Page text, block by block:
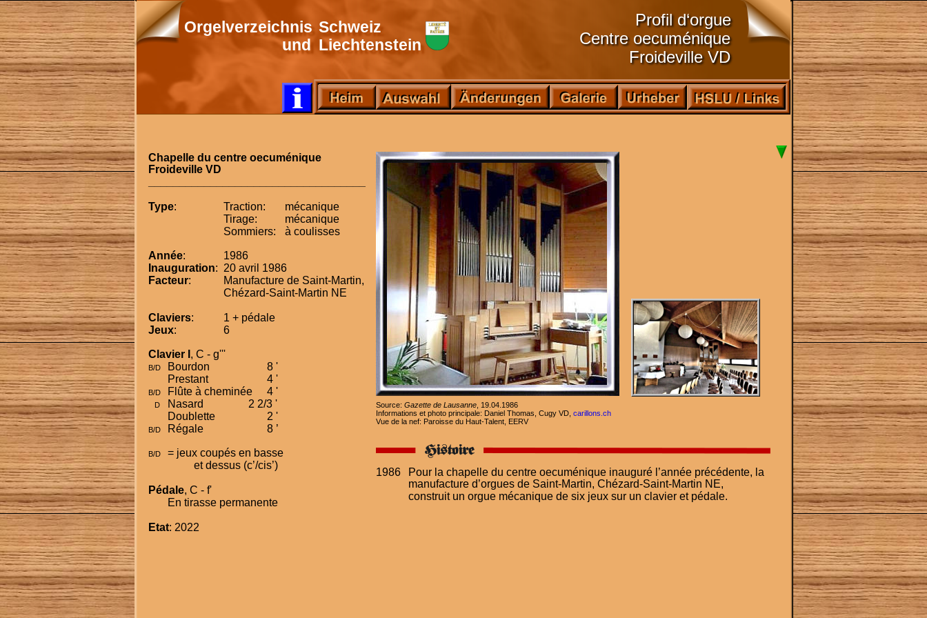
Chapelle du centre oecuménique
Froideville VD
Type: Traction:
mécanique
Tirage:
mécanique
Sommiers:
à coulisses
Année:
1986
Inauguration: 20 avril 1986
Facteur:
Manufacture de Saint-Martin,
Chézard-Saint-Martin NE
Claviers:
1 + pédale
Jeux: 6
Clavier I , C - g'''
B/D Bourdon
8 '
Prestant
4 '
B/D Flûte à cheminée 4 '
   D
Nasard
2 2/3 '
Doublette
2 '
B/D Régale 8 ’
B/D
= jeux coupés en basse
et dessus (c’/cis’)
Pédale, C - f'
En tirasse permanente
Etat: 2022
1986
Pour la chapelle du centre oecuménique inauguré l’année précédente, la
manufacture d’orgues de Saint-Martin, Chézard-Saint-Martin NE,
construit un orgue mécanique de six jeux sur un clavier et pédale.
Source: Gazette de Lausanne, 19.04.1986
Informations et photo principale: Daniel Thomas, Cugy VD, carillons.ch
Vue de la nef: Paroisse du Haut-Talent, EERV
Orgelverzeichnis Schweiz
und Liechtenstein
Profil d‘orgue
Centre oecuménique
Froideville VD